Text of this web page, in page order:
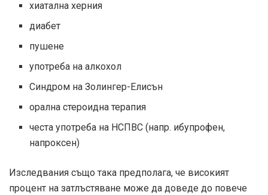
хиатална херния
диабет
пушене
употреба на алкохол
Синдром на Золингер-Елисън
орална стероидна терапия
честа употреба на НСПВС (напр. ибупрофен,
напроксен)
Изследвания също така предполага, че високият
процент на затлъстяване може да доведе до повече